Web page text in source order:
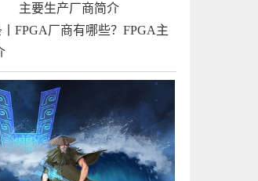
FPGA厂商有哪些？FPGA主